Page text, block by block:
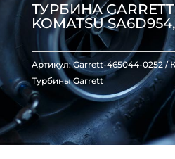
ТУРБИНА
KOMATSU
Артикул:Garrett-465044-0252
Турбины Garrett